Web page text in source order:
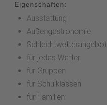
Eigenschaften:
Ausstattung
Außengastronomie
Schlechtwetterangebot
für jedes Wetter
für Gruppen
für Schulklassen
für Familien